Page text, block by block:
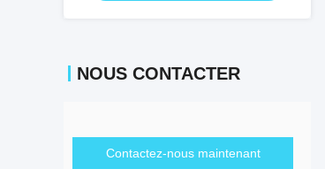
NOUS CONTACTER
Contactez-nous maintenant